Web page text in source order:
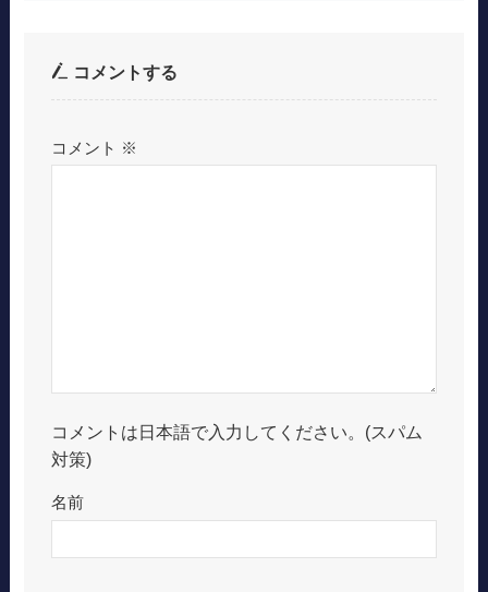
コメントする
コメント ※
コメントは日本語で入力してください。(スパム
対策)
名前